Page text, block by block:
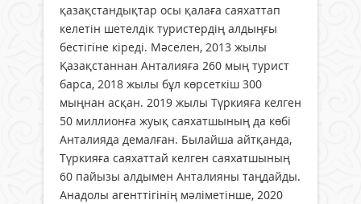
қазақстандықтар осы қалаға саяхаттап
келетін шетелдік туристердің алдыңғы
бестігіне кіреді. Мәселен, 2013 жылы
Қазақстаннан Анталияға 260 мың турист
барса, 2018 жылы бұл көрсеткіш 300
мыңнан асқан. 2019 жылы Түркияға келген
50 миллионға жуық саяхатшының да көбі
Анталияда демалған. Былайша айтқанда,
Түркияға саяхаттай келген саяхатшының
60 пайызы алдымен Анталияны таңдайды.
Анадолы агенттігінің мәліметінше, 2020